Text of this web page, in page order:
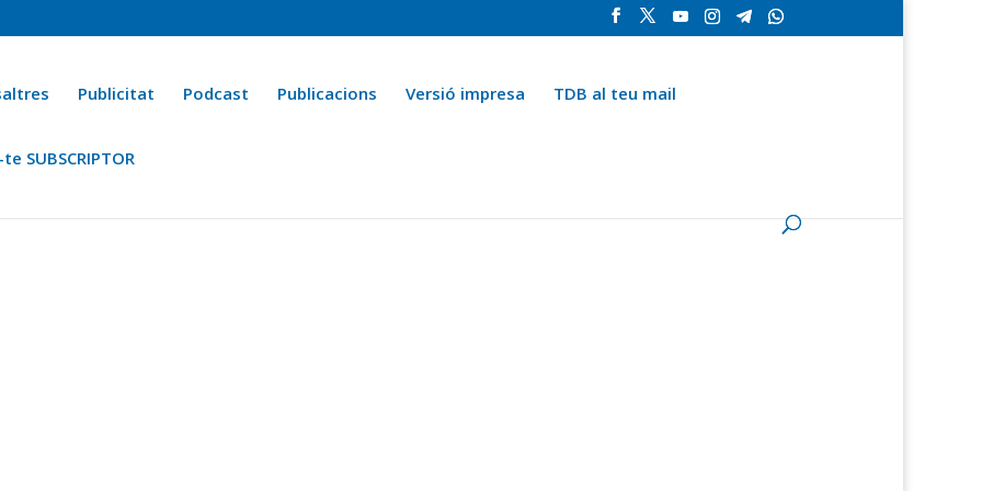
Publicitat Podcast Publicacions Versió impresa TDB al teu mail
SUBSCRIPTOR
Ara fa 25 anys